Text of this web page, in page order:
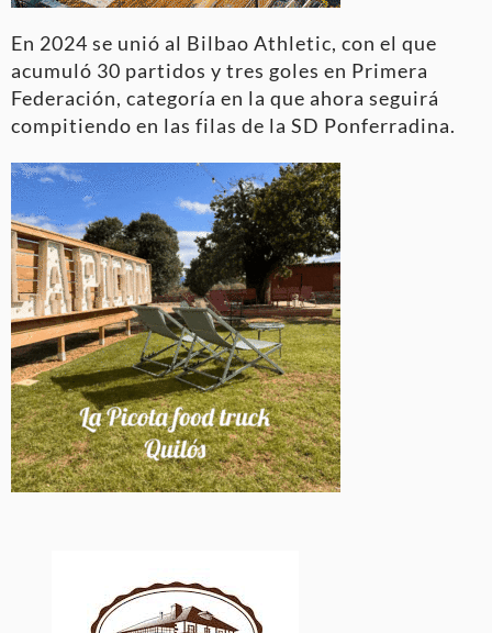
En 2024 se unió al Bilbao Athletic, con el que
acumuló 30 partidos y tres goles en Primera
Federación, categoría en la que ahora seguirá
compitiendo en las filas de la SD Ponferradina.